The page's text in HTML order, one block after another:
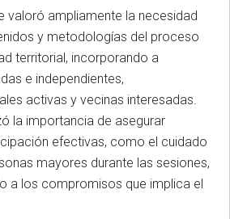
valoró ampliamente la necesidad
y metodologías del proceso
territorial, incorporando a
e independientes,
activas y vecinas interesadas.
la importancia de asegurar
efectivas, como el cuidado
mayores durante las sesiones,
a los compromisos que implica el